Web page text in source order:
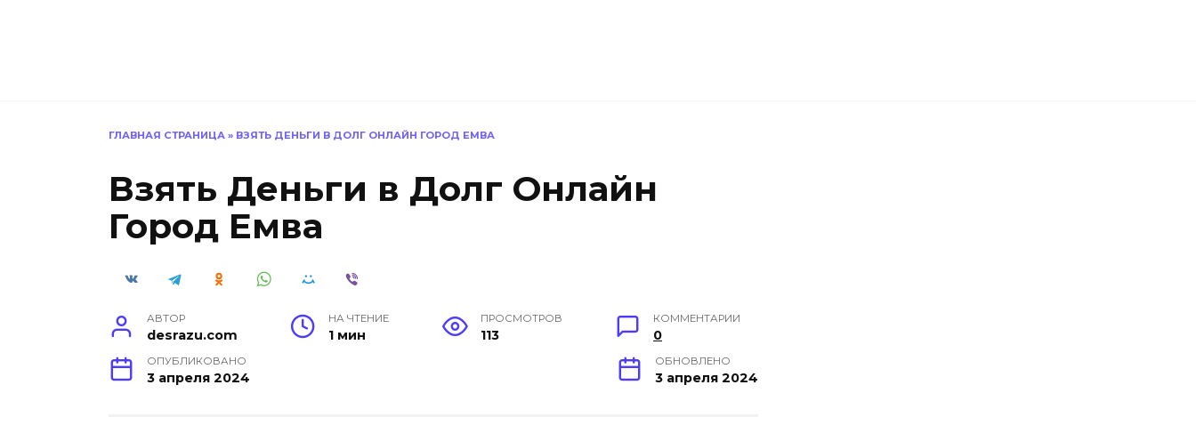
ГЛАВНАЯ СТРАНИЦА » ВЗЯТЬ ДЕНЬГИ В ДОЛГ ОНЛАЙН ГОРОД ЕМВА
Взять Деньги в Долг Онлайн
Город Емва
АВТОР
desrazu.com
НА ЧТЕНИЕ
1 мин
ПРОСМОТРОВ
113
КОММЕНТАРИИ
0
ОПУБЛИКОВАНО
3 апреля 2024
ОБНОВЛЕНО
3 апреля 2024